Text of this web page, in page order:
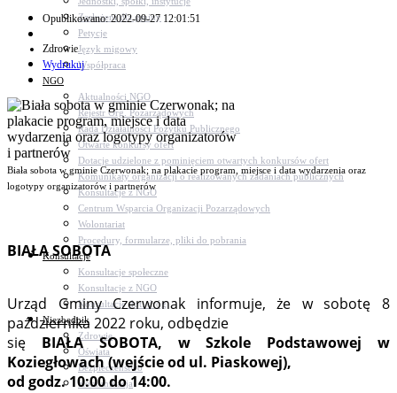
Zasłużeni dla gminy
Petycje
Język migowy
Współpraca
NGO
Aktualności NGO
Rejestr Org. Pozarządowych
Rada Działalności Pożytku Publicznego
Otwarte konkursy ofert
Dotacje udzielone z pominięciem otwartych konkursów ofert
Komunikaty organizacji o realizowanych zadaniach publicznych
Konsultacje z NGO
Centrum Wsparcia Organizacji Pozarządowych
Wolontariat
Procedury, formularze, pliki do pobrania
Konsultacje
Konsultacje społeczne
Konsultacje z NGO
Konsultacje dot. dróg
Niezbędnik
Zdrowie
Oświata
Bezpieczeństwo
Komunikacja
Opublikowano: 2022-09-27 12:01:51
Zdrowie
Wydrukuj
Biała sobota w gminie Czerwonak; na plakacie program, miejsce i data wydarzenia oraz
logotypy organizatorów i partnerów
BIAŁA SOBOTA
Urząd Gminy Czerwonak informuje, że w sobotę 8
października 2022 roku, odbędzie
się BIAŁA SOBOTA, w Szkole Podstawowej w
Koziegłowach (wejście od ul. Piaskowej),
od godz. 10:00 do 14:00.